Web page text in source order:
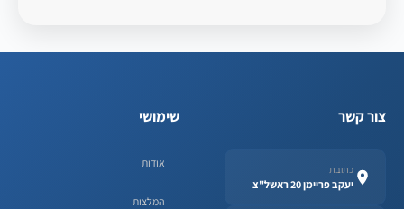
צור קשר
כתובת
יעקב פריימן 20 ראשל"צ
שימושי
אודות
המלצות